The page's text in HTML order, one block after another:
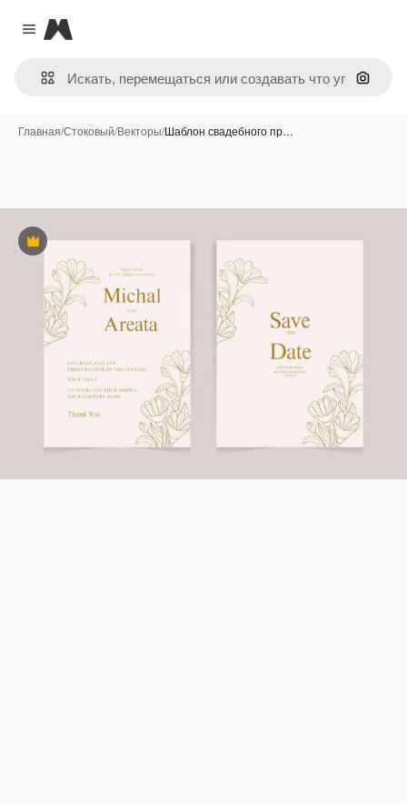
Close menu
Magnific
Поиск
Главная/Стоковый/Векторы/Шаблон свадебного пр…
Премиум